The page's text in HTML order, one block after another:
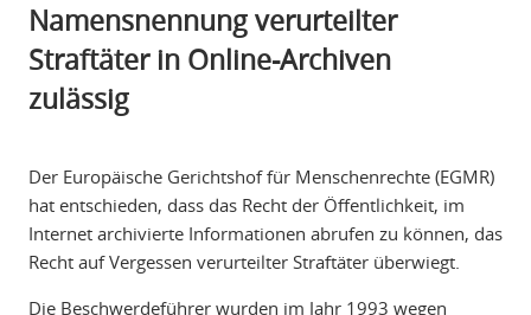
Namensnennung verurteilter
Straftäter in Online-Archiven
zulässig
Der Europäische Gerichtshof für Menschenrechte (EGMR)
hat entschieden, dass das Recht der Öffentlichkeit, im
Internet archivierte Informationen abrufen zu können, das
Recht auf Vergessen verurteilter Straftäter überwiegt.
Die Beschwerdeführer wurden im Jahr 1993 wegen